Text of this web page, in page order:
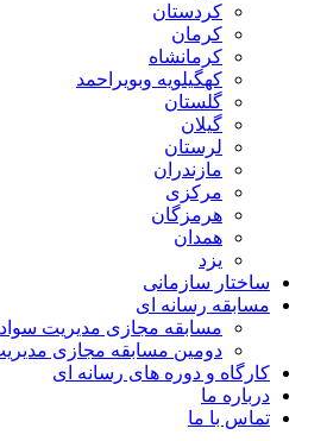
کردستان
کرمان
کرمانشاه
کهگیلویه وبویراحمد
گلستان
گیلان
لرستان
مازندران
مرکزی
هرمزگان
همدان
یزد
ساختار سازمانی
مسابقه رسانه ای
مسابقه مجازی مدیریت
دومین مسابقه مجازی
کارگاه و دوره های رسانه ای
درباره ما
تماس با ما